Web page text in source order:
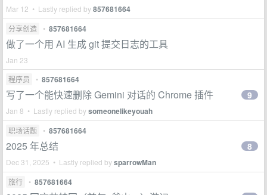
Mar 12 • Lastly replied by857681664
分享创造 • 857681664
做了一个用 AI 生成 git 提交日志的工具
Jan 23
程序员
• 857681664
写了一个能快速删除 Gemini 对话的 Chrome 插件
Jan 8 • Lastly replied bysomeonelikeyouah
9
职场话题 • 857681664
2025 年总结
Dec 31, 2025 • Lastly replied bysparrowMan
8
旅行 • 857681664